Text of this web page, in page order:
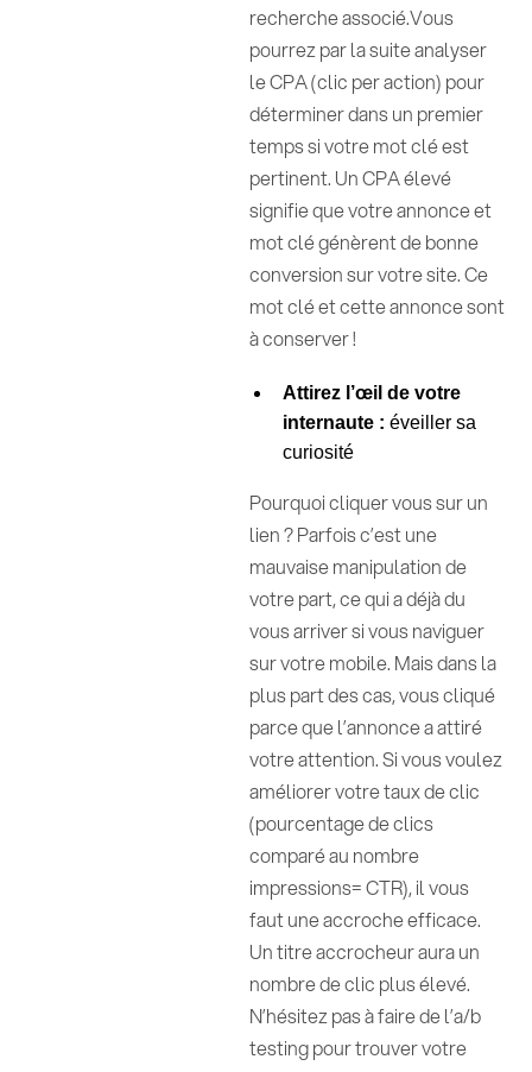
recherche associé.Vous
pourrez par la suite analyser
le CPA (clic per action) pour
déterminer dans un premier
temps si votre mot clé est
pertinent. Un CPA élevé
signifie que votre annonce et
mot clé génèrent de bonne
conversion sur votre site. Ce
mot clé et cette annonce sont
à conserver !
Attirez l’œil de votre
internaute :éveiller sa
curiosité
Pourquoi cliquer vous sur un
lien ? Parfois c’est une
mauvaise manipulation de
votre part, ce qui a déjà du
vous arriver si vous naviguer
sur votre mobile. Mais dans la
plus part des cas, vous cliqué
parce que l’annonce a attiré
votre attention. Si vous voulez
améliorer votre taux de clic
(pourcentage de clics
comparé au nombre
impressions= CTR), il vous
faut une accroche efficace.
Un titre accrocheur aura un
nombre de clic plus élevé.
N’hésitez pas à faire de l’a/b
testing pour trouver votre